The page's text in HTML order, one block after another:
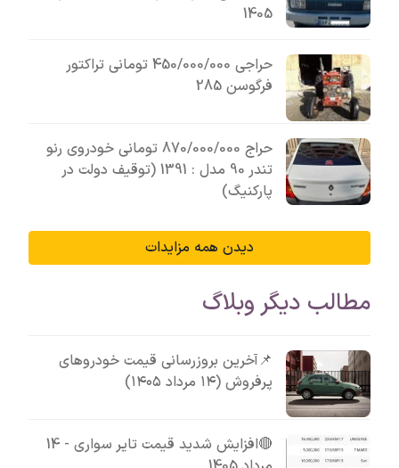
1405
حراجی 450/000/000 تومانی تراکتور
فرگوسن 285
حراج 870/000/000 تومانی خودروی رنو
تندر 90 مدل : 1391 (توقیف دولت در
پارکنیگ)
دیدن همه مزایدات
مطالب دیگر وبلاگ
📌آخرین بروزرسانی قیمت خودروهای
پرفروش (۱۴ مرداد ۱۴۰۵)
🔴افزایش شدید قیمت تایر سواری - 14